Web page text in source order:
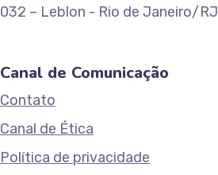
032 – Leblon - Rio de Janeiro/RJ
Canal de Comunicação
Contato
Canal de Ética
Política de privacidade